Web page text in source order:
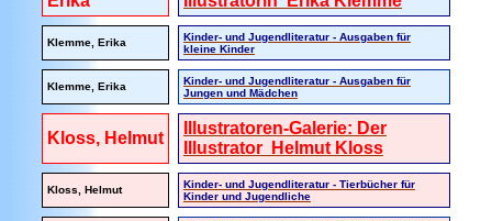
Klemme, Erika
Kinder- und Jugendliteratur - Ausgaben für
kleine Kinder
Klemme, Erika
Kinder- und Jugendliteratur - Ausgaben für
Jungen und Mädchen
Kloss, Helmut
Illustratoren-Galerie: Der
Illustrator Helmut Kloss
Kloss, Helmut
Kinder- und Jugendliteratur - Tierbücher für
Kinder und Jugendliche